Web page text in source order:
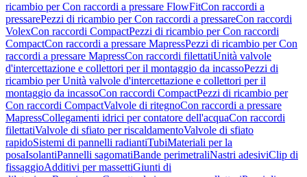
ricambio per Con raccordi a pressare FlowFitCon raccordi a
pressarePezzi di ricambio per Con raccordi a pressareCon raccordi
VolexCon raccordi CompactPezzi di ricambio per Con raccordi
CompactCon raccordi a pressare MapressPezzi di ricambio per Con
raccordi a pressare MapressCon raccordi filettatiUnità valvole
d'intercettazione e collettori per il montaggio da incassoPezzi di
ricambio per Unità valvole d'intercettazione e collettori per il
montaggio da incassoCon raccordi CompactPezzi di ricambio per
Con raccordi CompactValvole di ritegnoCon raccordi a pressare
MapressCollegamenti idrici per contatore dell'acquaCon raccordi
filettatiValvole di sfiato per riscaldamentoValvole di sfiato
rapidoSistemi di pannelli radiantiTubiMateriali per la
posaIsolantiPannelli sagomatiBande perimetraliNastri adesiviClip di
fissaggioAdditivi per massettiGiunti di